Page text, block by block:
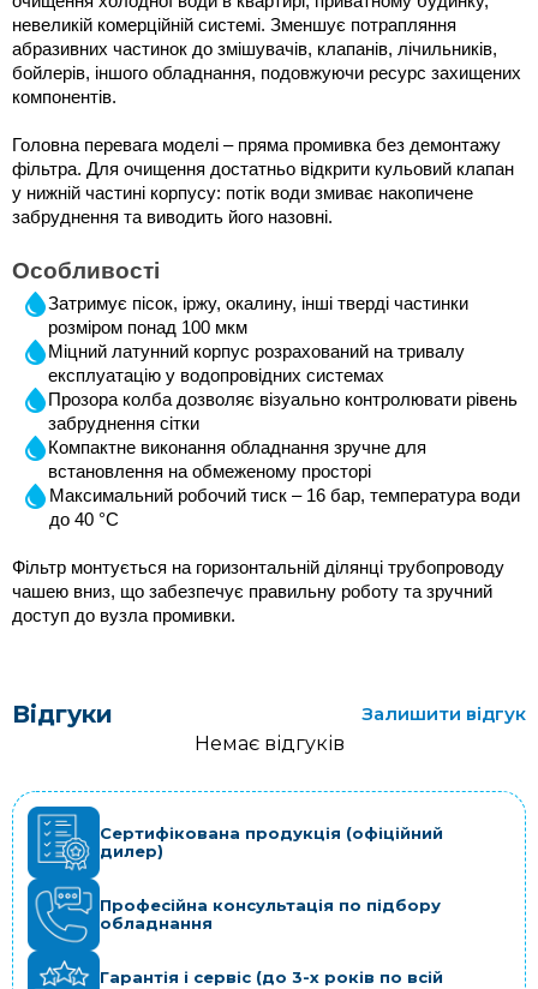
невеликій комерційній системі. Зменшує потрапляння
абразивних частинок до змішувачів, клапанів, лічильників,
бойлерів, іншого обладнання, подовжуючи ресурс захищених
компонентів.
Головна перевага моделі – пряма промивка без демонтажу
фільтра. Для очищення достатньо відкрити кульовий клапан
у нижній частині корпусу: потік води змиває накопичене
забруднення та виводить його назовні.
Особливості
Затримує пісок, іржу, окалину, інші тверді частинки
розміром понад 100 мкм
Міцний латунний корпус розрахований на тривалу
експлуатацію у водопровідних системах
Прозора колба дозволяє візуально контролювати рівень
забруднення сітки
Компактне виконання обладнання зручне для
встановлення на обмеженому просторі
Максимальний робочий тиск – 16 бар, температура води
до 40 °C
Фільтр монтується на горизонтальній ділянці трубопроводу
чашею вниз, що забезпечує правильну роботу та зручний
доступ до вузла промивки.
Відгуки
Залишити відгук
Немає відгуків
Сертифікована продукція (офіційний
дилер)
Професійна консультація по підбору
обладнання
Гарантія і сервіс (до 3-х років по всій